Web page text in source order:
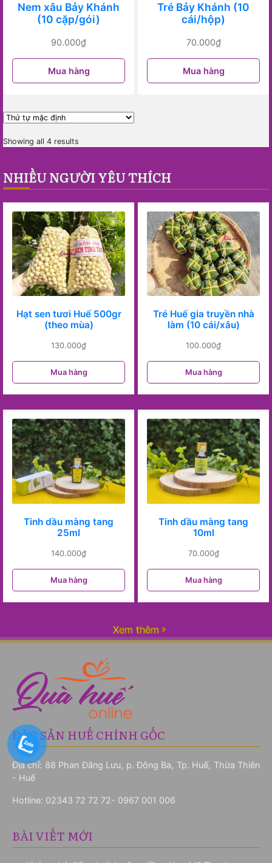
Nem xâu Bảy Khánh
(10 cặp/gói)
90.000₫
Mua hàng
Tré Bảy Khánh (10
cái/hộp)
70.000₫
Mua hàng
Showing all 4 results
NHIỀU NGƯỜI YÊU THÍCH
Hạt sen tươi Huế 500gr
(theo mùa)
130.000₫
Mua hàng
Tré Huế gia truyền nhà
làm (10 cái/xâu)
100.000₫
Mua hàng
Tinh dầu màng tang
25ml
140.000₫
Mua hàng
Tinh dầu màng tang
10ml
70.000₫
Mua hàng
Xem thêm
ĐẶC SẢN HUẾ CHÍNH GỐC
Địa chỉ: 88 Phan Đăng Lưu, p. Đông Ba, Tp. Huế, Thừa Thiên
- Huế
Hotline: 02343 72 72 72- 0967 001 006
BÀI VIẾT MỚI